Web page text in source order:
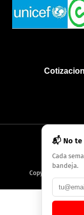
INICIO
Copyright
📬 No te
Cada
bandeja.